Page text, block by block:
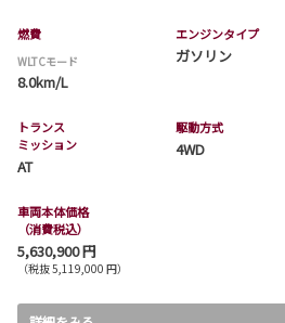
燃費
WLTCモード
8.0km/L
エンジンタイプ
ガソリン
トランス
ミッション
AT
駆動方式
4WD
車両本体価格
（消費税込）
5,630,900 円
（税抜 5,119,000 円）